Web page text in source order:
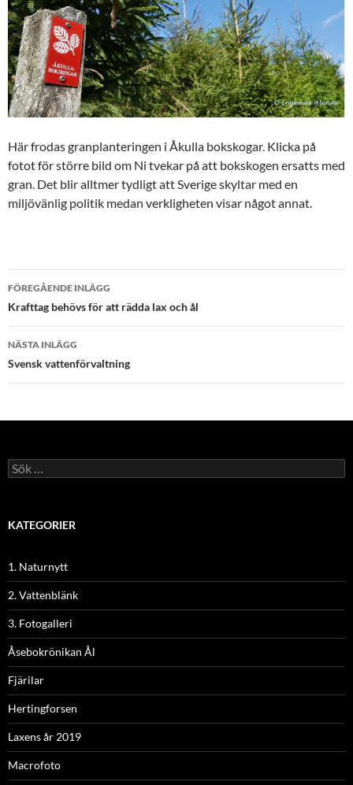
Här frodas granplanteringen i Åkulla bokskogar. Klicka på
fotot för större bild om Ni tvekar på att bokskogen ersatts med
gran. Det blir alltmer tydligt att Sverige skyltar med en
miljövänlig politik medan verkligheten visar något annat.
Inläggsnavigering
FÖREGÅENDE INLÄGG
Krafttag behövs för att rädda lax och ål
NÄSTA INLÄGG
Svensk vattenförvaltning
Sök
efter:
KATEGORIER
1. Naturnytt
2. Vattenblänk
3. Fotogalleri
Åsebokrönikan Ål
Fjärilar
Hertingforsen
Laxens år 2019
Macrofoto